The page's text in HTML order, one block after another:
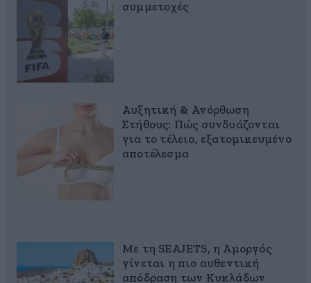
συμμετοχές
Αυξητική & Ανόρθωση
Στήθους: Πώς συνδυάζονται
για το τέλειο, εξατομικευμένο
αποτέλεσμα
Με τη SEAJETS, η Αμοργός
γίνεται η πιο αυθεντική
απόδραση των Κυκλάδων